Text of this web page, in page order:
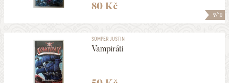
9/10
80 Kč
SOMPER JUSTIN
Vampiráti